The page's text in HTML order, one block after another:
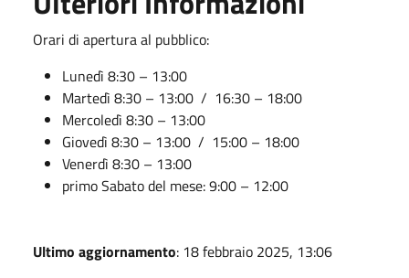
Orari di apertura al pubblico:
Lunedì 8:30 – 13:00
Martedì 8:30 – 13:00 / 16:30 – 18:00
Mercoledì 8:30 – 13:00
Giovedì 8:30 – 13:00 / 15:00 – 18:00
Venerdì 8:30 – 13:00
primo Sabato del mese: 9:00 – 12:00
Ultimo aggiornamento: 18 febbraio 2025, 13:06